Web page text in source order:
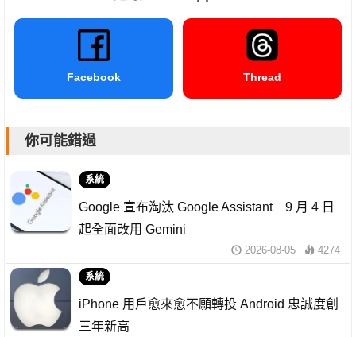
Facebook Thread
你可能錯過
系統
Google 宣布淘汰 Google Assistant 9 月 4 日
起全面改用 Gemini
2026-08-05 4274
系統
iPhone 用戶愈來愈不願轉投 Android 忠誠度創
三年新高